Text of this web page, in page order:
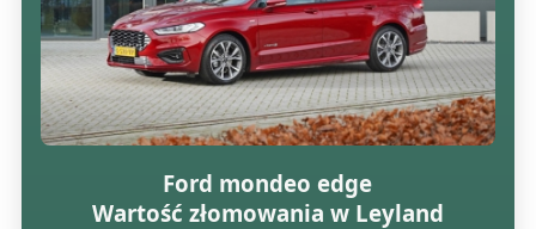
Ford mondeo edge
Wartość złomowania w Leyland